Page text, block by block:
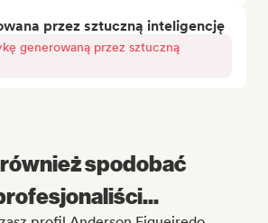
przez sztuczną inteligencję
generowaną przez sztuczną
również spodobać